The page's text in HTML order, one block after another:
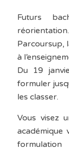
Futurs
Parcoursup,
à
Du 19
formuler
les classer.
Vous visez
académique